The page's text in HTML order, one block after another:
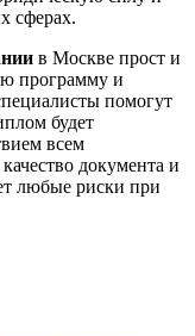
сферах.
в Москве прост и
программу и
помогут
будет
всем
документа и
любые риски при